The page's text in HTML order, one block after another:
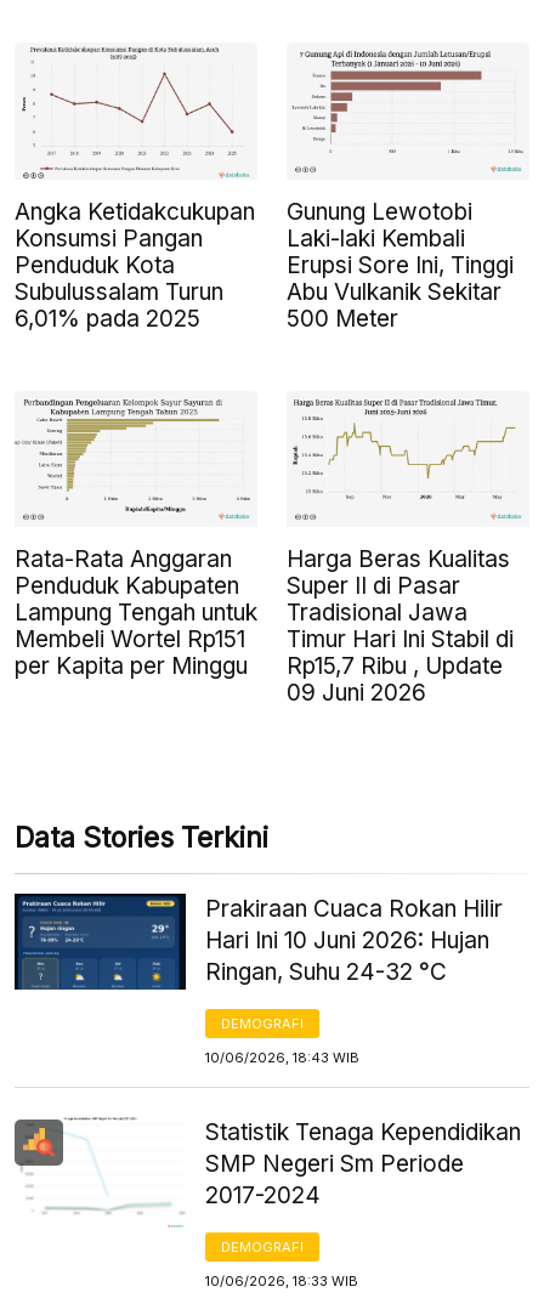
Angka Ketidakcukupan
Konsumsi Pangan
Penduduk Kota
Subulussalam Turun
6,01% pada 2025
Gunung Lewotobi
Laki-laki Kembali
Erupsi Sore Ini, Tinggi
Abu Vulkanik Sekitar
500 Meter
Rata-Rata Anggaran
Penduduk Kabupaten
Lampung Tengah untuk
Membeli Wortel Rp151
per Kapita per Minggu
Harga Beras Kualitas
Super II di Pasar
Tradisional Jawa
Timur Hari Ini Stabil di
Rp15,7 Ribu , Update
09 Juni 2026
Data Stories Terkini
Prakiraan Cuaca Rokan Hilir
Hari Ini 10 Juni 2026: Hujan
Ringan, Suhu 24-32 °C
DEMOGRAFI
10/06/2026, 18:43 WIB
Statistik Tenaga Kependidikan
SMP Negeri Sm Periode
2017-2024
DEMOGRAFI
10/06/2026, 18:33 WIB